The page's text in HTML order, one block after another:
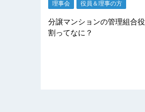
理事会 役員＆理事の方
分譲マンションの管理組合
割ってなに？